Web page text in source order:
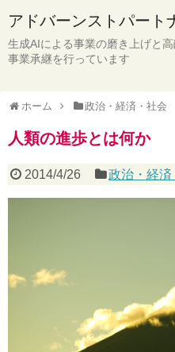
アドバーンストパート
生成AIによる事業の磨き上げと
事業承継を行っています
ホーム 政治・経済・社会
人類の進歩とは何か
2014/4/26 政治・経済